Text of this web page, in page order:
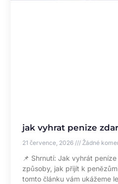
jak vyhrat penize
21 července, 2026 Žádné
📌 Shrnutí: Jak vyhrát
způsoby, jak přijít k
tomto článku vám ukážeme